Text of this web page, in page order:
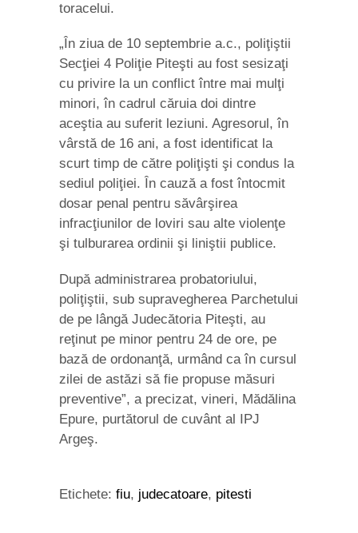
toracelui.
„În ziua de 10 septembrie a.c., poliţiştii
Secţiei 4 Poliţie Piteşti au fost sesizaţi
cu privire la un conflict între mai mulţi
minori, în cadrul căruia doi dintre
aceştia au suferit leziuni. Agresorul, în
vârstă de 16 ani, a fost identificat la
scurt timp de către poliţişti şi condus la
sediul poliţiei. În cauză a fost întocmit
dosar penal pentru săvârşirea
infracţiunilor de loviri sau alte violenţe
şi tulburarea ordinii şi liniştii publice.
După administrarea probatoriului,
poliţiştii, sub supravegherea Parchetului
de pe lângă Judecătoria Piteşti, au
reţinut pe minor pentru 24 de ore, pe
bază de ordonanţă, urmând ca în cursul
zilei de astăzi să fie propuse măsuri
preventive”, a precizat, vineri, Mădălina
Epure, purtătorul de cuvânt al IPJ
Argeş.
Etichete: fiu, judecatoare, pitesti